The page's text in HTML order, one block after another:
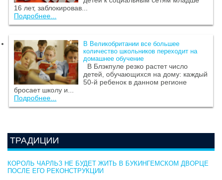
16 лет, заблокировав...
Подробнее...
В Великобритании все большее
количество школьников переходит на
домашнее обучение
В Блэкпуле резко растет число
детей, обучающихся на дому: каждый
50-й ребенок в данном регионе
бросает школу и...
Подробнее...
ТРАДИЦИИ
КОРОЛЬ ЧАРЛЬЗ НЕ БУДЕТ ЖИТЬ В БУКИНГЕМСКОМ ДВОРЦЕ
ПОСЛЕ ЕГО РЕКОНСТРУКЦИИ